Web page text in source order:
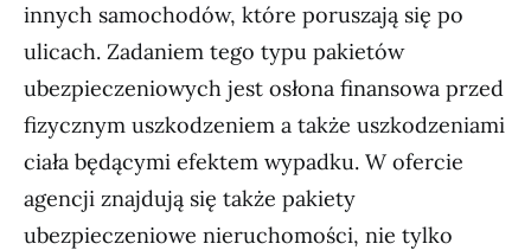
innych samochodów, które poruszają się po
ulicach. Zadaniem tego typu pakietów
ubezpieczeniowych jest osłona finansowa przed
fizycznym uszkodzeniem a także uszkodzeniami
ciała będącymi efektem wypadku. W ofercie
agencji znajdują się także pakiety
ubezpieczeniowe nieruchomości, nie tylko